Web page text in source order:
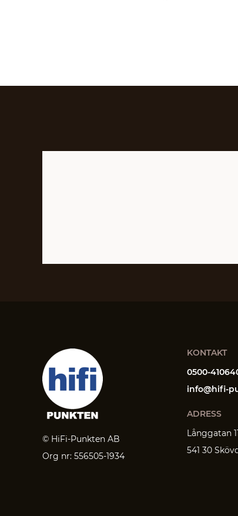
© HiFi-Punkten AB
Org nr: 556505-1934
KONTAKT
0500-
info@hifi-
ADRESS
Långgatan 11
541 30